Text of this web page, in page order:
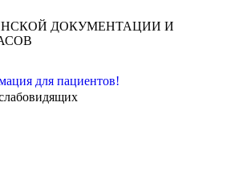
ДОКУМЕНТАЦИИ И
для пациентов!